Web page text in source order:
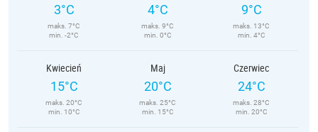
3°C
maks. 7°C
min. -2°C
4°C
maks. 9°C
min. 0°C
9°C
maks. 13°C
min. 4°C
Kwiecień
15°C
maks. 20°C
min. 10°C
Maj
20°C
maks. 25°C
min. 15°C
Czerwiec
24°C
maks. 28°C
min. 20°C